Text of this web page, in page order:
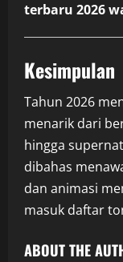
terbaru 2026
Kesimpulan
Tahun 2026
menarik dari
hingga
dibahas
dan animasi
masuk daftar
ABOUT THE